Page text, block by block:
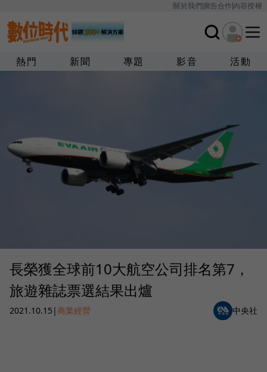
關於我們廣告合作內容授權
熱門 新聞 專題 影音 活動
長榮獲全球前10大航空公司排名第7，
旅遊雜誌票選結果出爐
2021.10.15 |商業經營 中央社